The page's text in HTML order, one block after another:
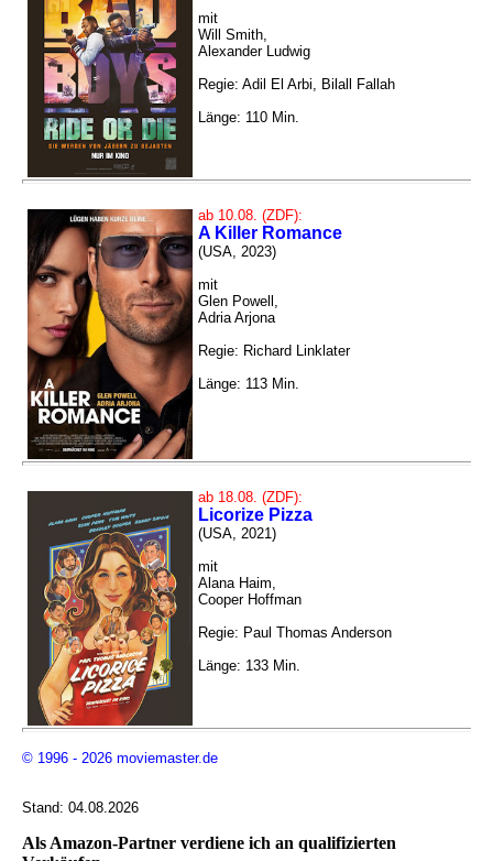
mit
Will Smith,
Alexander Ludwig
Regie: Adil El Arbi, Bilall Fallah
Länge: 110 Min.
ab 10.08. (ZDF):
A Killer Romance
(USA, 2023)
mit
Glen Powell,
Adria Arjona
Regie: Richard Linklater
Länge: 113 Min.
ab 18.08. (ZDF):
Licorize Pizza
(USA, 2021)
mit
Alana Haim,
Cooper Hoffman
Regie: Paul Thomas Anderson
Länge: 133 Min.
© 1996 - 2026 moviemaster.de
Stand: 04.08.2026
Als Amazon-Partner verdiene ich an qualifizierten